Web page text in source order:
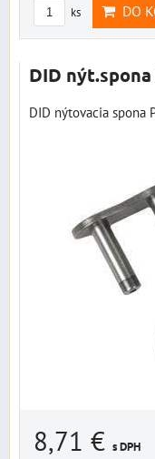
ks DO
DID nýt.spona
DID nýtovacia spona
8,71 € s DPH